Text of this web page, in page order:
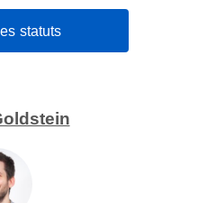
statuts